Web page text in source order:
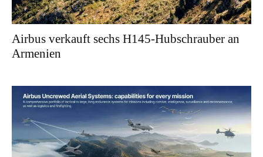
Airbus verkauft sechs H145-Hubschrauber an
Armenien